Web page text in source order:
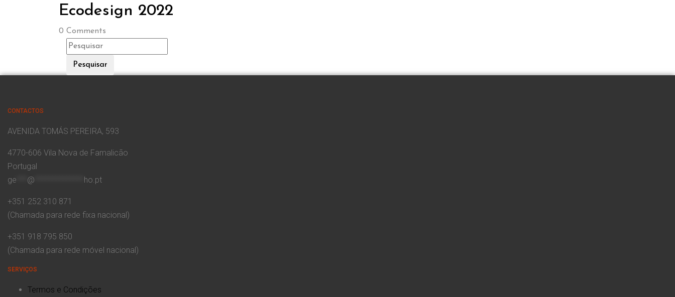
Ecodesign 2022
0 Comments
Pesquisar
CONTACTOS
AVENIDA TOMÁS PEREIRA, 593
4770-606 Vila Nova de Famalicão
Portugal
ge
@ ho.pt
+351 252 310 871
(Chamada para rede fixa nacional)
+351 918 795 850
(Chamada para rede móvel nacional)
SERVIÇOS
Termos e Condições